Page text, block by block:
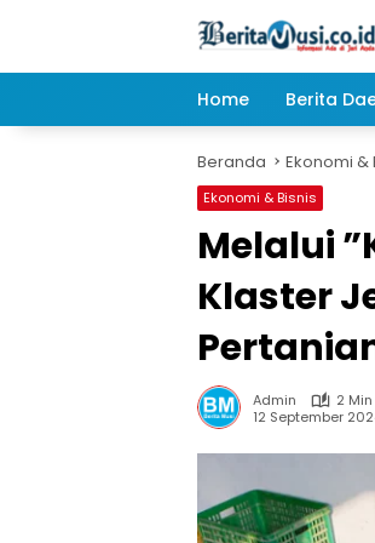
Home Berita
Beranda Ekonomi &
Ekonomi & Bisnis
Melalui
Klaster
Admin
2
12 September